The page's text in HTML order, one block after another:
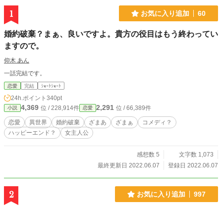
1 お気に入り追加 60
婚約破棄？まぁ、良いですよ。貴方の役目はもう終わってい
ますので。
仰木 あん
一話完結です。
恋愛 完結 ｼｮｰﾄｼｮｰﾄ
24h.ポイント 340pt
小説 4,369 位 / 228,914件 恋愛 2,291 位 / 66,389件
恋愛 異世界 婚約破棄 ざまあ ざまぁ
コメディ？
ハッピーエンド？
女主人公
感想数 5
文字数 1,073
最終更新日 2022.06.07
登録日 2022.06.07
2 お気に入り追加 997